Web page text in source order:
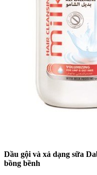
Dầu gội và xả dạng sữa
bồng bềnh